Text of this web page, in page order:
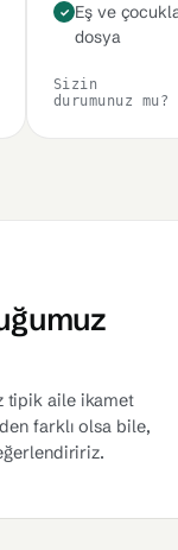
Eş ve
dosya
Sizin
durumunuz mu?
tipik aile ikamet
farklı olsa bile,